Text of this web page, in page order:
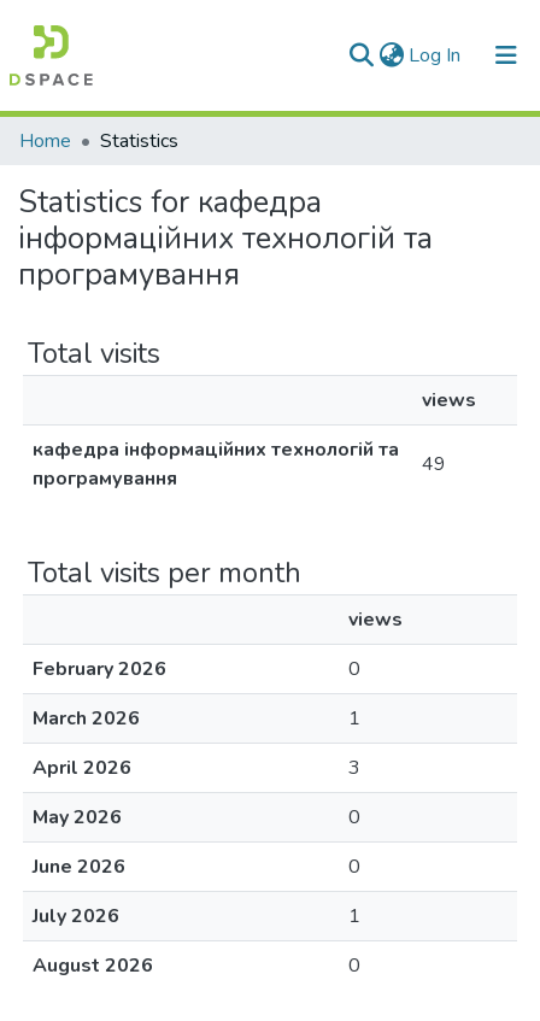
Log In (current)
Communities & Collections
All of DSpace
Home Statistics
Statistics for кафедра
інформаційних технологій та
програмування
Total visits
views
кафедра інформаційних технологій та
програмування
49
Total visits per month
views
February 2026
0
March 2026
1
April 2026
3
May 2026
0
June 2026
0
July 2026
1
August 2026
0